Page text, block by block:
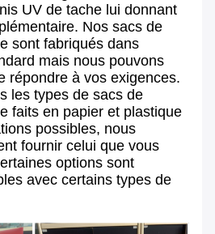
UV de tache lui donnant
Nos sacs de
sont fabriqués dans
mais nous pouvons
répondre à vos exigences.
les types de sacs de
faits en papier et plastique
possibles, nous
fournir celui que vous
options sont
avec certains types de